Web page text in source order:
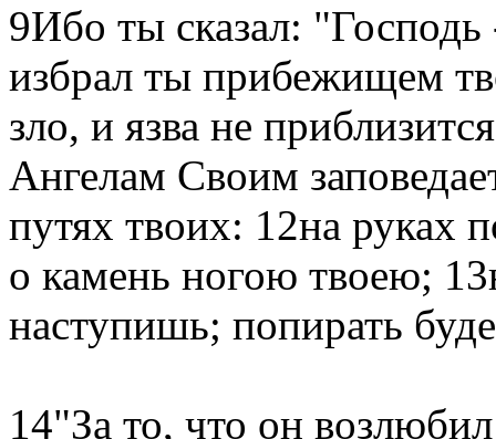
9Ибо ты сказал:
избрал ты прибежищем
зло, и язва не
Ангелам Своим
путях твоих: 12на руках
о камень ногою твоею;
наступишь; попирать
14"За то, что он